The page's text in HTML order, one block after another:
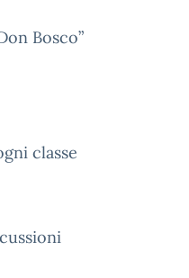
Bosco”
classe